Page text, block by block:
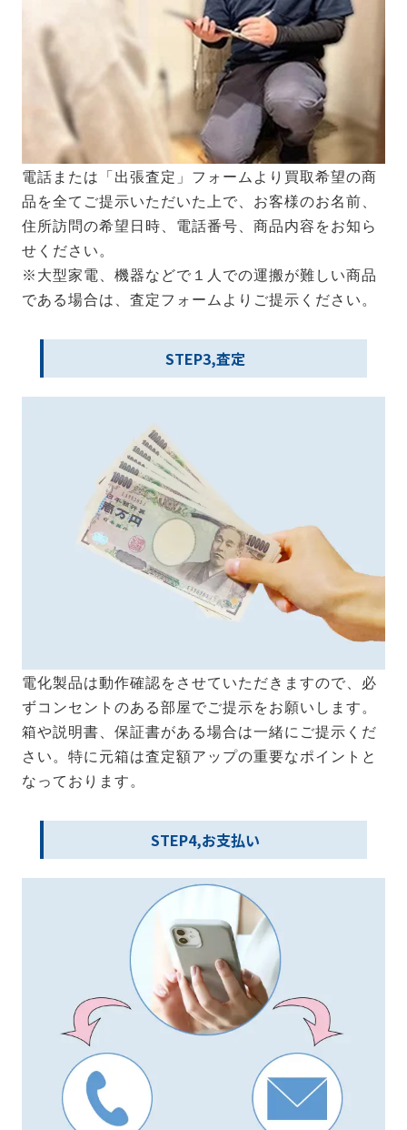
電話または「出張査定」フォームより買取希望の商
品を全てご提示いただいた上で、お客様のお名前、
住所訪問の希望日時、電話番号、商品内容をお知ら
せください。
※大型家電、機器などで１人での運搬が難しい商品
である場合は、査定フォームよりご提示ください。
STEP3,査定
電化製品は動作確認をさせていただきますので、必
ずコンセントのある部屋でご提示をお願いします。
箱や説明書、保証書がある場合は一緒にご提示くだ
さい。特に元箱は査定額アップの重要なポイントと
なっております。
STEP4,お支払い